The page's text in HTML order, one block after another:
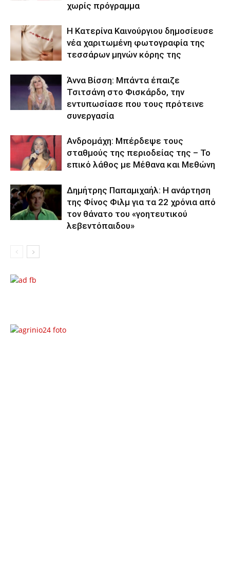
χωρίς πρόγραμμα
Η Κατερίνα Καινούργιου δημοσίευσε
νέα χαριτωμένη φωτογραφία της
τεσσάρων μηνών κόρης της
Άννα Βίσση: Μπάντα έπαιζε
Τσιτσάνη στο Φισκάρδο, την
εντυπωσίασε που τους πρότεινε
συνεργασία
Ανδρομάχη: Μπέρδεψε τους
σταθμούς της περιοδείας της – Το
επικό λάθος με Μέθανα και Μεθώνη
Δημήτρης Παπαμιχαήλ: Η ανάρτηση
της Φίνος Φιλμ για τα 22 χρόνια από
τον θάνατο του «γοητευτικού
λεβεντόπαιδου»